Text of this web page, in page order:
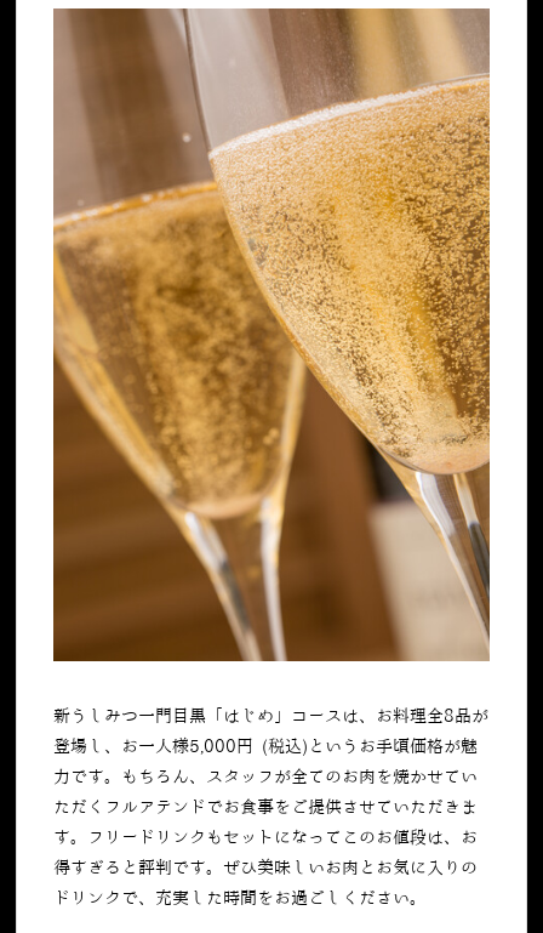
新うしみつ一門目黒「はじめ」コースは、お料理全8品が
登場し、お一人様5,000円 (税込)というお手頃価格が魅
力です。もちろん、 スタッフが全てのお肉を焼かせてい
ただくフルアテンドでお食事をご提供させていただきま
す。フリードリンクもセットになってこのお値段は、お
得すぎると評判です。ぜひ美味しいお肉とお気に入りの
ドリンクで、充実した時間をお過ごしください。